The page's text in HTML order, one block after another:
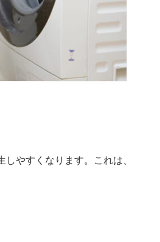
やすくなります。これは、